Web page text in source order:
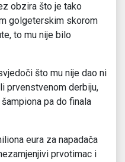
obzira što je tako
golgeterskim skorom
to mu nije bilo
što mu nije dao ni
prvenstvenom derbiju,
pa do finala
eura za napadača
prvotimac i